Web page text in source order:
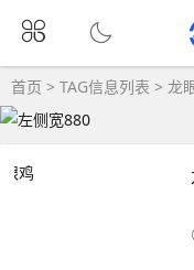
首页 > TAG信息列表 > 龙